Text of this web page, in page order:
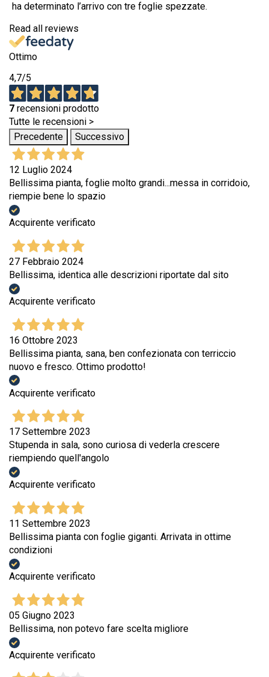
ha determinato l’arrivo con tre foglie spezzate.
Read all reviews
Ottimo
4,7/5
7 recensioni prodotto
Tutte le recensioni >
Precedente
Successivo
12 Luglio 2024
Bellissima pianta, foglie molto grandi...messa in corridoio,
riempie bene lo spazio
Acquirente verificato
27 Febbraio 2024
Bellissima, identica alle descrizioni riportate dal sito
Acquirente verificato
16 Ottobre 2023
Bellissima pianta, sana, ben confezionata con terriccio
nuovo e fresco. Ottimo prodotto!
Acquirente verificato
17 Settembre 2023
Stupenda in sala, sono curiosa di vederla crescere
riempiendo quell'angolo
Acquirente verificato
11 Settembre 2023
Bellissima pianta con foglie giganti. Arrivata in ottime
condizioni
Acquirente verificato
05 Giugno 2023
Bellissima, non potevo fare scelta migliore
Acquirente verificato